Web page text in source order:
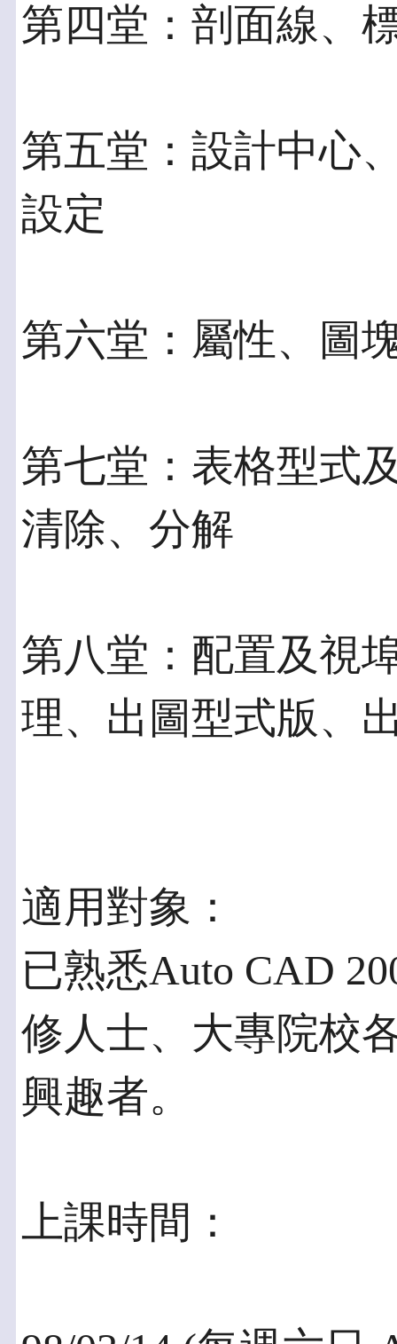
第四堂：剖面線、
第五堂：設計中心
設定
第六堂：屬性、圖
第七堂：表格型式
清除、分解
第八堂：配置及視
理、出圖型式版、
適用對象：
已熟悉Auto CAD
修人士、大專院校
興趣者。
上課時間：